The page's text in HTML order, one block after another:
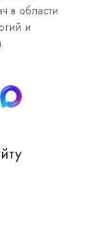
в области
и